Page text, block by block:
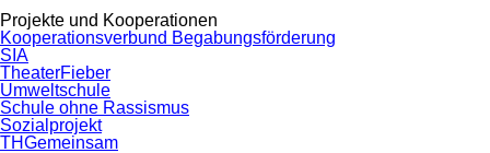
Projekte und Kooperationen
Kooperationsverbund Begabungsförderung
SIA
TheaterFieber
Umweltschule
Schule ohne Rassismus
Sozialprojekt
THGemeinsam